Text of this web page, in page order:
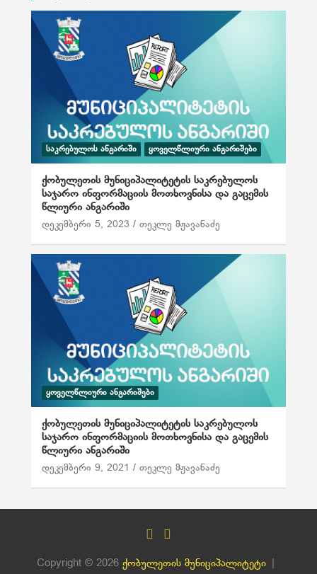
ᲡᲐᲙᲠᲔᲑᲣᲚᲝᲡ ᲐᲜᲒᲐᲠᲘᲨᲘ ᲧᲝᲕᲔᲚᲬᲚᲘᲣᲠᲘ ᲐᲜᲒᲐᲠᲘᲨᲔᲑᲘ
ქობულეთის მუნიციპალიტეტის საკრებულოს
საჯარო ინფორმაციის მოთხოვნისა და გაცემის
წლიური ანგარიში
დეკემბერი 5, 2023 თეკლე მჟავანაძე
ᲧᲝᲕᲔᲚᲬᲚᲘᲣᲠᲘ ᲐᲜᲒᲐᲠᲘᲨᲔᲑᲘ
ქობულეთის მუნიციპალიტეტის საკრებულოს
საჯარო ინფორმაციის მოთხოვნისა და გაცემის
წლიური ანგარიში
დეკემბერი 9, 2021 თეკლე მჟავანაძე
Copyright © 2026 ქობულეთის მუნიციპალიტეტი